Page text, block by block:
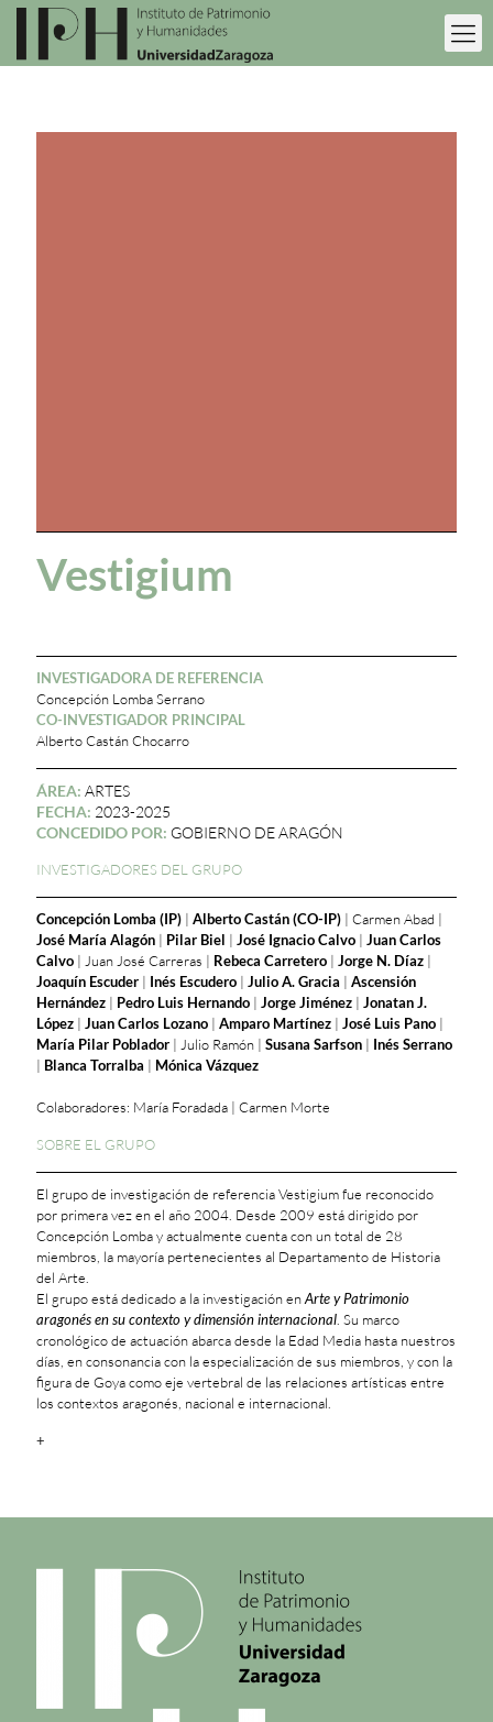
Vestigium
INVESTIGADORA DE REFERENCIA
Concepción Lomba Serrano
CO-INVESTIGADOR PRINCIPAL
Alberto Castán Chocarro
ÁREA: ARTES
FECHA: 2023-2025
CONCEDIDO POR: GOBIERNO DE ARAGÓN
INVESTIGADORES DEL GRUPO
Concepción Lomba (IP) | Alberto Castán (CO-IP) | Carmen Abad |
José María Alagón | Pilar Biel | José Ignacio Calvo | Juan Carlos
Calvo | Juan José Carreras | Rebeca Carretero | Jorge N. Díaz |
Joaquín Escuder | Inés Escudero | Julio A. Gracia | Ascensión
Hernández | Pedro Luis Hernando | Jorge Jiménez | Jonatan J.
López | Juan Carlos Lozano | Amparo Martínez | José Luis Pano |
María Pilar Poblador | Julio Ramón | Susana Sarfson | Inés Serrano
| Blanca Torralba | Mónica Vázquez
Colaboradores: María Foradada | Carmen Morte
SOBRE EL GRUPO
El grupo de investigación de referencia Vestigium fue reconocido
por primera vez en el año 2004. Desde 2009 está dirigido por
Concepción Lomba y actualmente cuenta con un total de 28
miembros, la mayoría pertenecientes al Departamento de Historia
del Arte.
El grupo está dedicado a la investigación enArte y Patrimonio
aragonés en su contexto y dimensión internacional . Su marco
cronológico de actuación abarca desde la Edad Media hasta nuestros
días, en consonancia con la especialización de sus miembros, y con la
figura de Goya como eje vertebral de las relaciones artísticas entre
los contextos aragonés, nacional e internacional.
+